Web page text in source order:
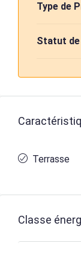
Type de
Statut
Terrasse
Classe